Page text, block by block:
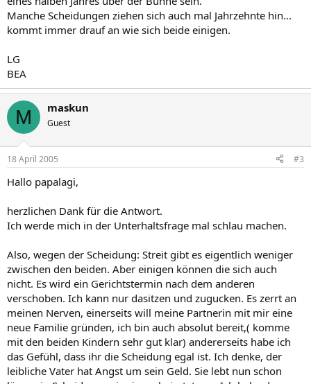
Manche Scheidungen ziehen sich auch mal Jahrzehnte hin...
kommt immer drauf an wie sich beide einigen.
LG
BEA
M maskun
Guest
18 April 2005 #3
Hallo papalagi,
herzlichen Dank für die Antwort.
Ich werde mich in der Unterhaltsfrage mal schlau machen.
Also, wegen der Scheidung: Streit gibt es eigentlich weniger
zwischen den beiden. Aber einigen können die sich auch
nicht. Es wird ein Gerichtstermin nach dem anderen
verschoben. Ich kann nur dasitzen und zugucken. Es zerrt an
meinen Nerven, einerseits will meine Partnerin mit mir eine
neue Familie gründen, ich bin auch absolut bereit,( komme
mit den beiden Kindern sehr gut klar) andererseits habe ich
das Gefühl, dass ihr die Scheidung egal ist. Ich denke, der
leibliche Vater hat Angst um sein Geld. Sie lebt nun schon